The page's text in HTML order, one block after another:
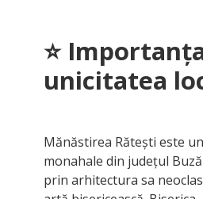
⭐
unicitatea
Mănăstirea Rătești este
monahale din județul
prin arhitectura sa